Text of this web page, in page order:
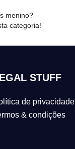
menino?
categoria!
STUFF
de privacidade
& condições